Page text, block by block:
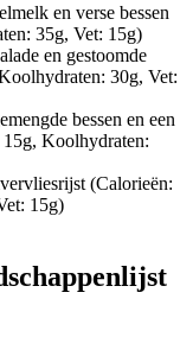
en verse bessen
35g, Vet: 15g)
en gestoomde
30g, Vet:
bessen en een
Koolhydraten:
(Calorieën:
15g)